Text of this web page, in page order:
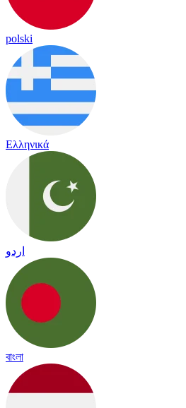
polski
Ελληνικά
اردو
বাংলা